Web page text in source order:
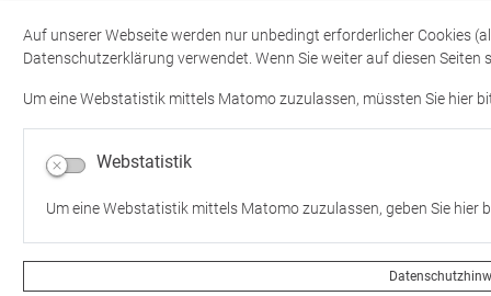
Auf unserer Webseite werden nur unbedingt erforderlicher Cookies
Datenschutzerklärung verwendet. Wenn Sie weiter auf diesen Seiten
Um eine Webstatistik mittels Matomo zuzulassen, müssten Sie hier
Webstatistik
Um eine Webstatistik mittels Matomo zuzulassen, geben Sie hier